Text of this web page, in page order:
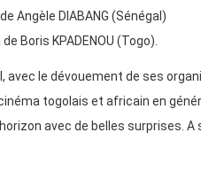
Angèle DIABANG (Sénégal)
Boris KPADENOU (Togo).
avec le dévouement de ses
togolais et africain en
avec de belles surprises. A